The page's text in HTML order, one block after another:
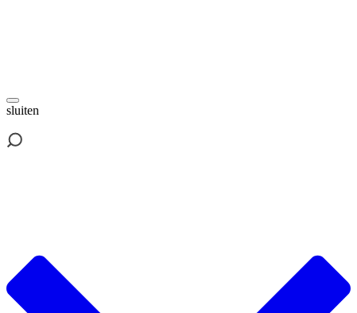
sluiten